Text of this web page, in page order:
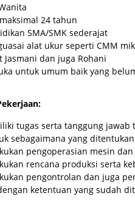
24 tahun
SMA/SMK sederajat
alat ukur seperti CMM
Jasmani dan juga Rohani
untuk umum baik yang
tugas serta tanggung
sebagaimana yang
pengoperasian mesin
rencana produksi serta
pengontrolan dan juga
ketentuan yang sudah